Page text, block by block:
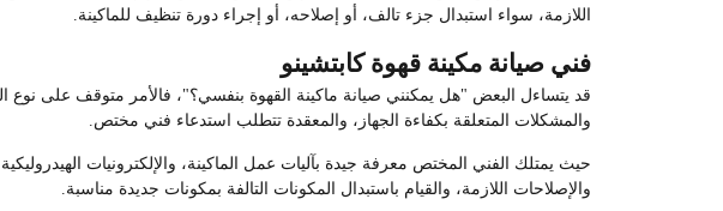
اللازمة، سواء استبدال جزء تالف، أو إصلاحه، أو إجراء دورة تنظيف للماكينة.
فني صيانة مكينة قهوة كابتشينو
قد يتساءل البعض "هل يمكنني صيانة ماكينة القهوة بنفسي؟"، فالأمر متوقف على نوع
والمشكلات المتعلقة بكفاءة الجهاز، والمعقدة تتطلب استدعاء فني مختص.
حيث يمتلك الفني المختص معرفة جيدة بآليات عمل الماكينة، والإلكترونيات
والإصلاحات اللازمة، والقيام باستبدال المكونات التالفة بمكونات جديدة مناسبة.